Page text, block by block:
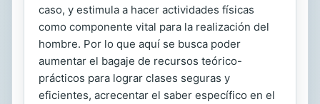
caso, y estimula a hacer actividades físicas
como componente vital para la realización del
hombre. Por lo que aquí se busca poder
aumentar el bagaje de recursos teórico-
prácticos para lograr clases seguras y
eficientes, acrecentar el saber específico en el